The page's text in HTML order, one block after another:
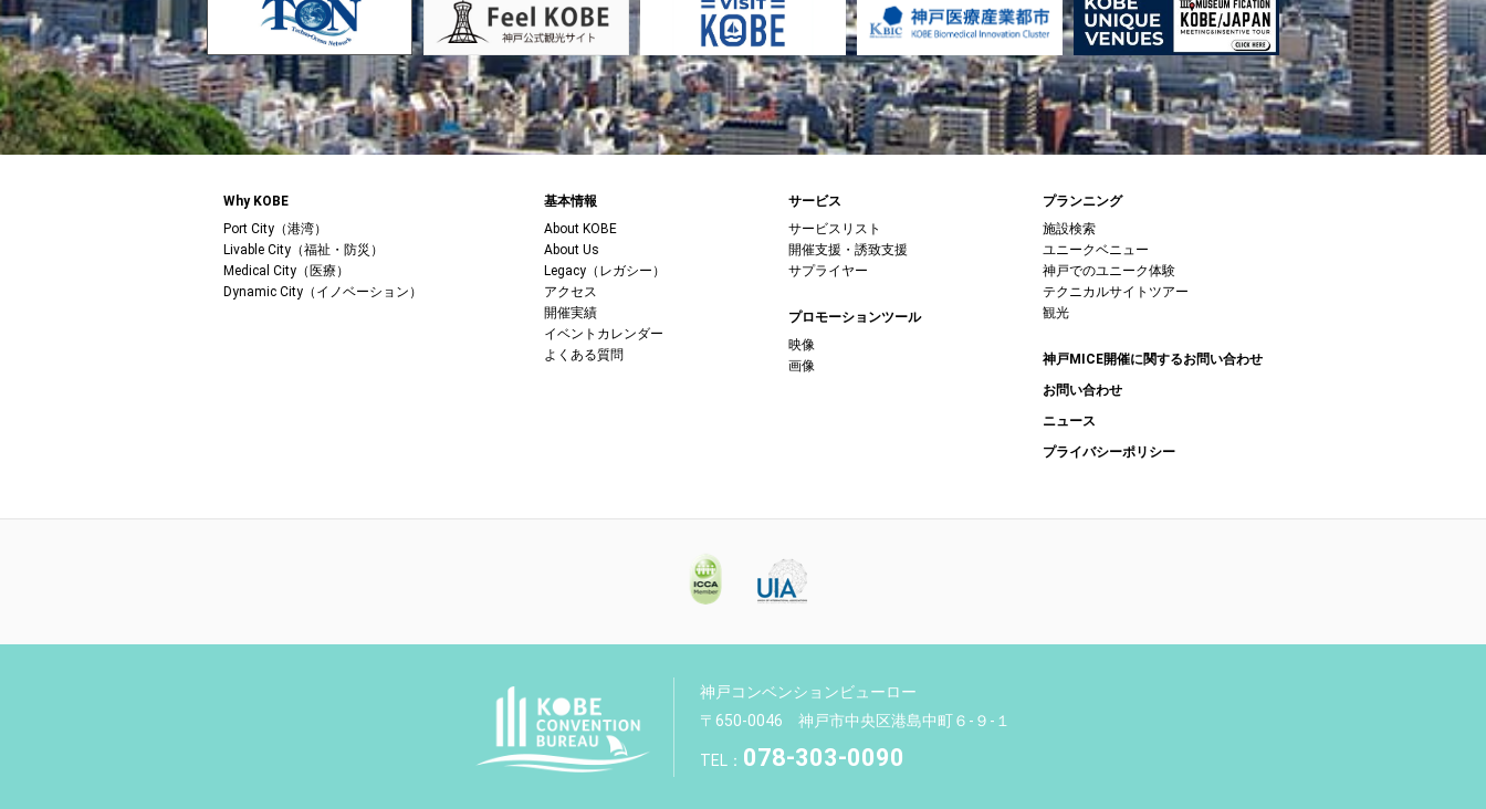
Why KOBE
Port City（港湾）
Livable City（福祉・防災）
Medical City（医療）
Dynamic City（イノベーション）
基本情報
About KOBE
About Us
Legacy（レガシー）
アクセス
開催実績
イベントカレンダー
よくある質問
サービス
サービスリスト
開催支援・誘致支援
サプライヤー
プロモーションツール
映像
画像
プランニング
施設検索
ユニークベニュー
神戸でのユニーク体験
テクニカルサイトツアー
観光
神戸MICE開催に関するお問い合わせ
お問い合わせ
ニュース
プライバシーポリシー
神戸コンベンションビューロー
〒650-0046 神戸市中央区港島中町６-９-１
TEL： 078-303-0090